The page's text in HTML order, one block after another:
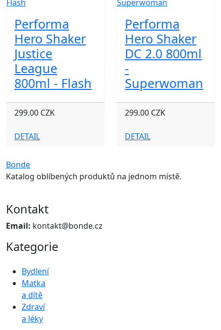
Performa
Hero Shaker
Justice
League
800ml - Flash
299.00 CZK
DETAIL
Performa
Hero Shaker
DC 2.0 800ml
-
Superwoman
299.00 CZK
DETAIL
Bonde
Katalog oblíbených produktů na jednom místě.
Kontakt
Email: kontakt@bonde.cz
Kategorie
Bydlení
Matka
a dítě
Zdraví
a léky